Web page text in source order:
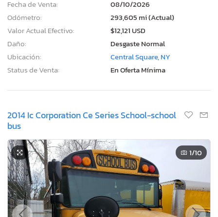
Fecha de Venta:
08/10/2026
Odómetro:
293,605 mi (Actual)
Valor Actual Efectivo:
$12,121 USD
Daño:
Desgaste Normal
Ubicación:
Central Square, NY
Status de Venta:
En Oferta Mínima
2014 Ic Corporation Ce Series School-school
bus
1/10